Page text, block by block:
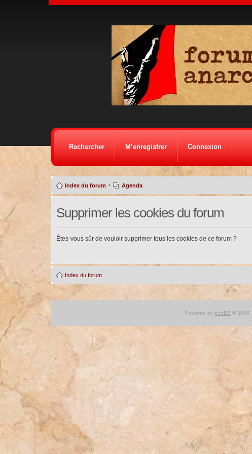
Rechercher M’enregistrer Connexion
Index du forum • Agenda
Supprimer les cookies du forum
Êtes-vous sûr de vouloir supprimer tous les cookies de ce forum ?
Index du forum
Powered by phpBB © 2000,